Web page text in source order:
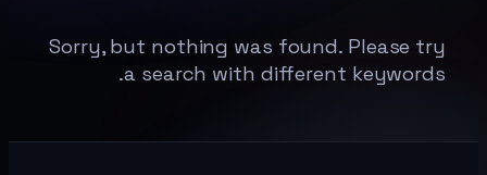
Sorry, but nothing was found. Please try
a search with different keywords.